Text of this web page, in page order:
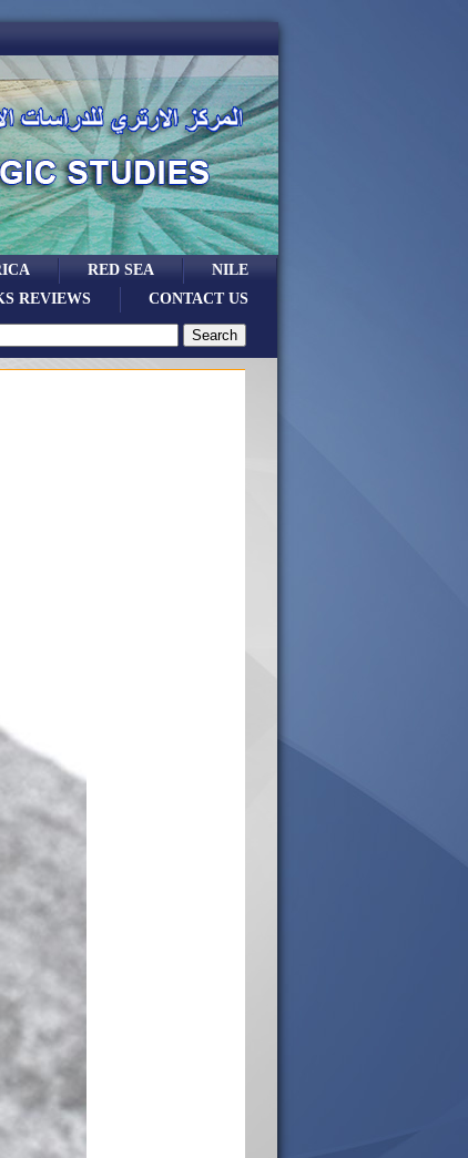
NILE
RED SEA
CONTACT US
REVIEWS